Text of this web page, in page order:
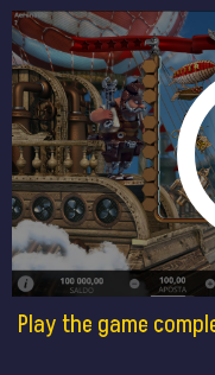
Play the game